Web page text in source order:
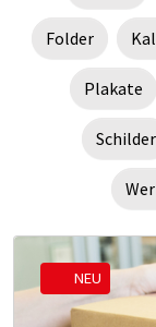
Folder
Plakate
Schilder
NEU